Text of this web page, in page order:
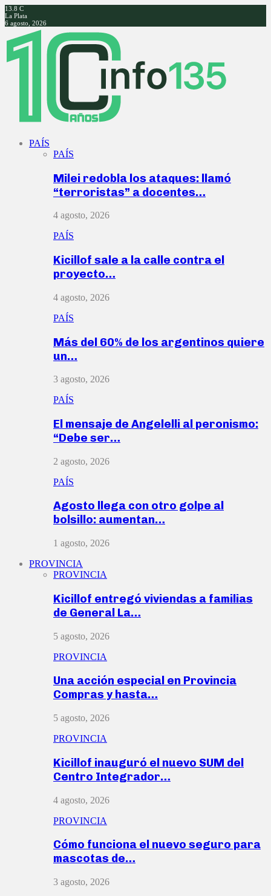
13.8 C
La Plata
6 agosto, 2026
Facebook
Twitter
Instagram
Youtube
PAÍS
PAÍS
Milei redobla los ataques: llamó
“terroristas” a docentes…
4 agosto, 2026
PAÍS
Kicillof sale a la calle contra el
proyecto…
4 agosto, 2026
PAÍS
Más del 60% de los argentinos quiere
un…
3 agosto, 2026
PAÍS
El mensaje de Angelelli al peronismo:
“Debe ser…
2 agosto, 2026
PAÍS
Agosto llega con otro golpe al
bolsillo: aumentan…
1 agosto, 2026
PROVINCIA
PROVINCIA
Kicillof entregó viviendas a familias
de General La…
5 agosto, 2026
PROVINCIA
Una acción especial en Provincia
Compras y hasta…
5 agosto, 2026
PROVINCIA
Kicillof inauguró el nuevo SUM del
Centro Integrador…
4 agosto, 2026
PROVINCIA
Cómo funciona el nuevo seguro para
mascotas de…
3 agosto, 2026